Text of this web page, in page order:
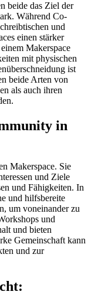
beide das Ziel der
Während Co-
und
einen stärker
Makerspace
mit physischen
ist
beide Arten von
als auch ihren
in
Makerspace. Sie
und Ziele
und Fähigkeiten. In
und hilfsbereite
um voneinander zu
und
und bieten
Gemeinschaft kann
und zur